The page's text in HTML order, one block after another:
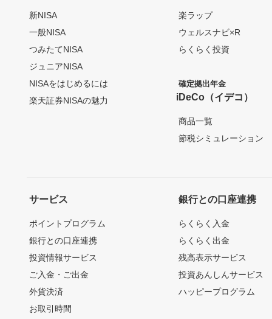
新NISA
一般NISA
つみたてNISA
ジュニアNISA
NISAをはじめるには
楽天証券NISAの魅力
楽ラップ
ウェルスナビ×R
らくらく投資
確定拠出年金
iDeCo（イデコ）
商品一覧
節税シミュレーション
サービス
ポイントプログラム
銀行との口座連携
投資情報サービス
ご入金・ご出金
外貨決済
お取引時間
銀行との口座連携
らくらく入金
らくらく出金
残高表示サービス
投資あんしんサービス
ハッピープログラム